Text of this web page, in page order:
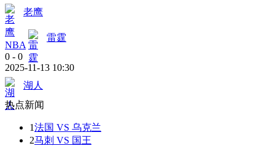
老鹰
NBA
雷霆
0 - 0
2025-11-13 10:30
湖人
热点新闻
1法国 VS 乌克兰
2马刺 VS 国王